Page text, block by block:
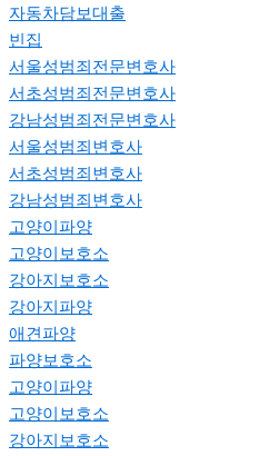
자동차담보대출
빈집
서울성범죄전문변호사
서초성범죄전문변호사
강남성범죄전문변호사
서울성범죄변호사
서초성범죄변호사
강남성범죄변호사
고양이파양
고양이보호소
강아지보호소
강아지파양
애견파양
파양보호소
고양이파양
고양이보호소
강아지보호소